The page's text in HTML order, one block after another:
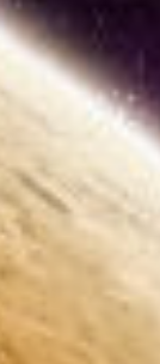
LAC